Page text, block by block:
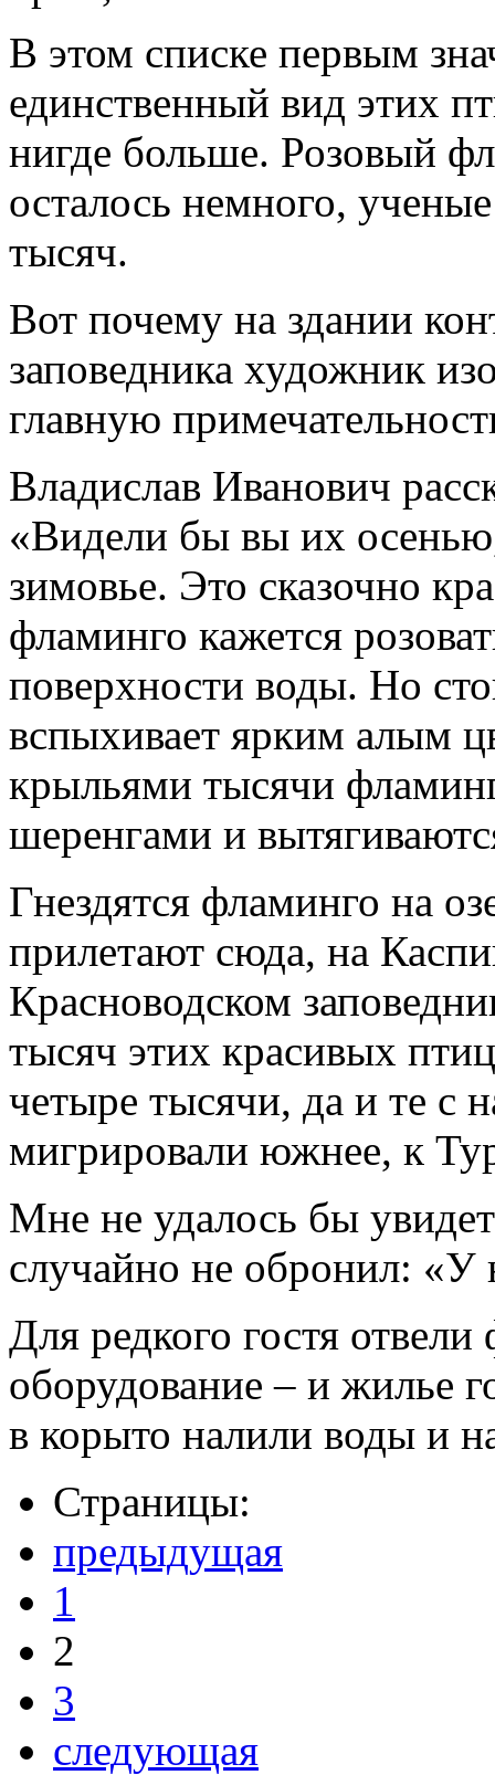
В этом списке первым
единственный вид этих
нигде больше. Розовый
осталось немного,
тысяч.
Вот почему на здании
заповедника художник
главную
Владислав Иванович
«Видели бы вы их
зимовье. Это сказочно
фламинго кажется
поверхности воды. Но
вспыхивает ярким алым
крыльями тысячи
шеренгами и
Гнездятся фламинго на
прилетают сюда, на
Красноводском
тысяч этих красивых
четыре тысячи, да и те с
мигрировали южнее, к
Мне не удалось бы
случайно не обронил: «У
Для редкого гостя
оборудование – и жилье
в корыто налили воды и
Страницы:
предыдущая
1
2
3
следующая